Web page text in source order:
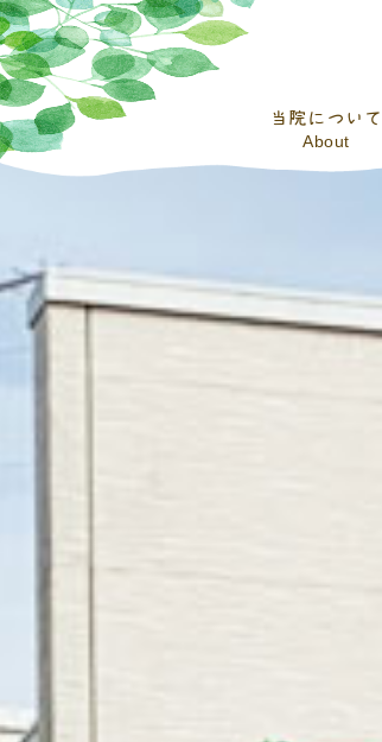
当院について
About